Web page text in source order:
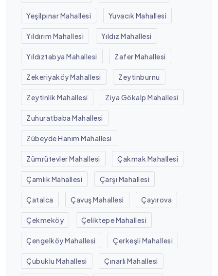
Yeşilpınar Mahallesi Yuvacık Mahallesi
Yıldırım Mahallesi Yıldız Mahallesi
Yıldıztabya Mahallesi Zafer Mahallesi
Zekeriyaköy Mahallesi Zeytinburnu
Zeytinlik Mahallesi Ziya Gökalp Mahallesi
Zuhuratbaba Mahallesi
Zübeyde Hanım Mahallesi
Zümrütevler Mahallesi Çakmak Mahallesi
Çamlık Mahallesi Çarşı Mahallesi
Çatalca Çavuş Mahallesi Çayırova
Çekmeköy Çeliktepe Mahallesi
Çengelköy Mahallesi Çerkeşli Mahallesi
Çubuklu Mahallesi Çınarlı Mahallesi